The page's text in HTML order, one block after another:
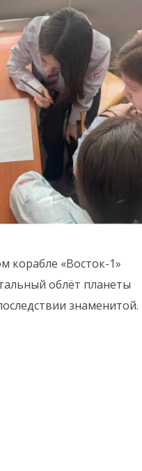
корабле «Восток-1»
облёт планеты
знаменитой.